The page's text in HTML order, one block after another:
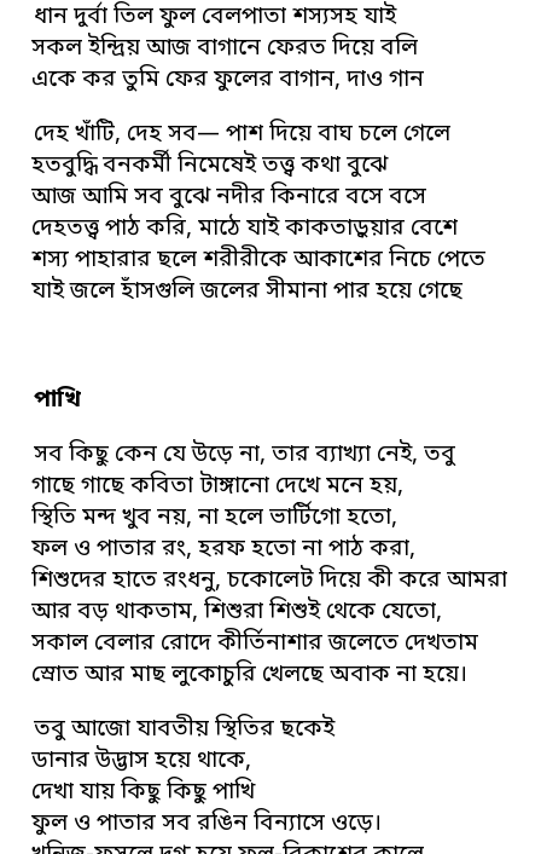
ধান দুর্বা তিল ফুল বেলপাতা শস্যসহ যাই
সকল ইন্দ্রিয় আজ বাগানে ফেরত দিয়ে বলি
একে কর তুমি ফের ফুলের বাগান, দাও গান
দেহ খাঁটি, দেহ সব— পাশ দিয়ে বাঘ চলে গেলে
হতবুদ্ধি বনকর্মী নিমেষেই তত্ত্ব কথা বুঝে
আজ আমি সব বুঝে নদীর কিনারে বসে বসে
দেহতত্ত্ব পাঠ করি, মাঠে যাই কাকতাড়ুয়ার বেশে
শস্য পাহারার ছলে শরীরীকে আকাশের নিচে পেতে
যাই জলে হাঁসগুলি জলের সীমানা পার হয়ে গেছে
পাখি
সব কিছু কেন যে উড়ে না, তার ব্যাখ্যা নেই, তবু
গাছে গাছে কবিতা টাঙ্গানো দেখে মনে হয়,
স্থিতি মন্দ খুব নয়, না হলে ভার্টিগো হতো,
ফল ও পাতার রং, হরফ হতো না পাঠ করা,
শিশুদের হাতে রংধনু, চকোলেট দিয়ে কী করে আমরা
আর বড় থাকতাম, শিশুরা শিশুই থেকে যেতো,
সকাল বেলার রোদে কীর্তিনাশার জলেতে দেখতাম
স্রোত আর মাছ লুকোচুরি খেলছে অবাক না হয়ে।
তবু আজো যাবতীয় স্থিতির ছকেই
ডানার উদ্ভাস হয়ে থাকে,
দেখা যায় কিছু কিছু পাখি
ফুল ও পাতার সব রঙিন বিন্যাসে ওড়ে।